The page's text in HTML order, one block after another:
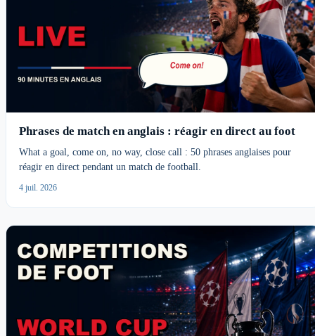
Phrases de match en anglais : réagir en direct au foot
What a goal, come on, no way, close call : 50 phrases anglaises pour
réagir en direct pendant un match de football.
4 juil. 2026